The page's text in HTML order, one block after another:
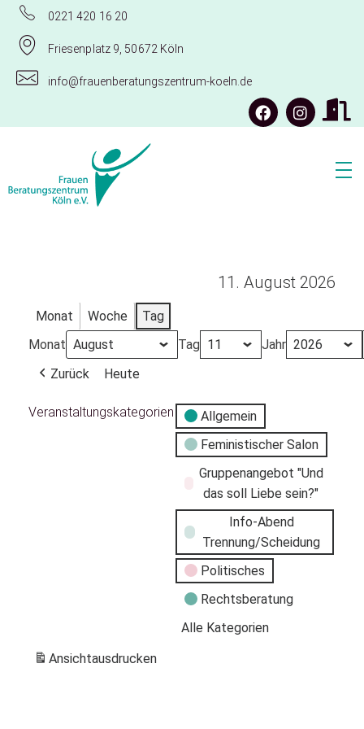
0221 420 16 20
Friesenplatz 9, 50672 Köln
info@frauenberatungszentrum-koeln.de
11. August 2026
Monat Woche
Tag
Monat
Tag
Jahr
Zurück
Heute
Veranstaltungskategorien
Allgemein
Feministischer Salon
Gruppenangebot "Und
das soll Liebe sein?"
Info-Abend
Trennung/Scheidung
Politisches
Rechtsberatung
Alle Kategorien
Ansichtausdrucken